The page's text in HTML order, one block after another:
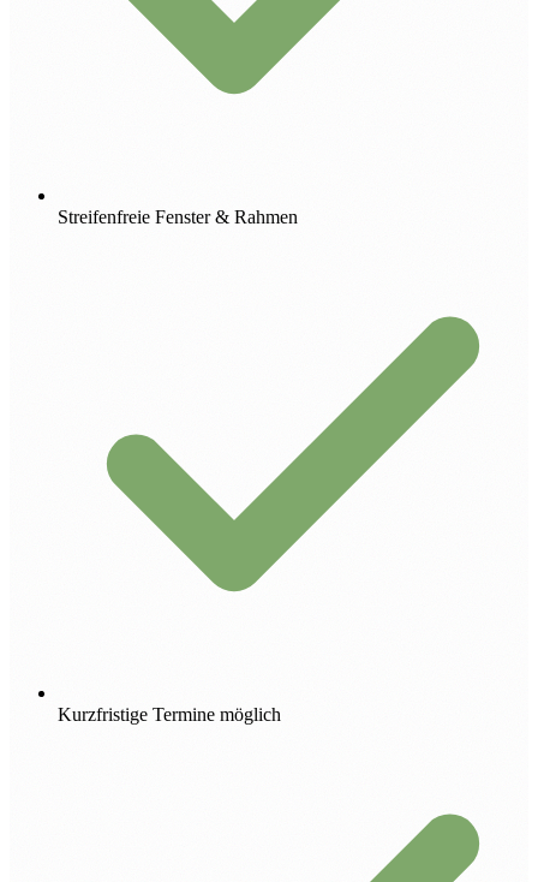
Streifenfreie Fenster & Rahmen
Kurzfristige Termine möglich